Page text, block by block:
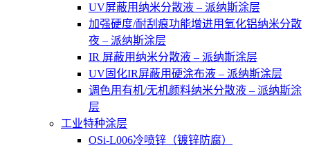
UV屏蔽用纳米分散液 – 派纳斯涂层
加强硬度/耐刮痕功能增进用氧化铝纳米分散
夜 – 派纳斯涂层
IR 屏蔽用纳米分散液 – 派纳斯涂层
UV固化IR屏蔽用硬涂布液 – 派纳斯涂层
调色用有机/无机颜料纳米分散液 – 派纳斯涂
层
工业特种涂层
OSi-L006冷喷锌（镀锌防腐）